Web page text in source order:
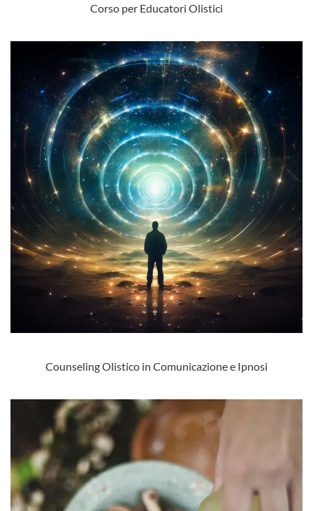
Corso per Educatori Olistici
Counseling Olistico in Comunicazione e Ipnosi